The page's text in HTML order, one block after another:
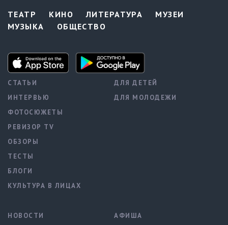
ТЕАТР КИНО ЛИТЕРАТУРА
МУЗЕИ
МУЗЫКА
ОБЩЕСТВО
СТАТЬИ
ИНТЕРВЬЮ
ФОТОСЮЖЕТЫ
РЕВИЗОР TV
ОБЗОРЫ
ТЕСТЫ
БЛОГИ
КУЛЬТУРА В ЛИЦАХ
ДЛЯ ДЕТЕЙ
ДЛЯ МОЛОДЕЖИ
НОВОСТИ
АФИША